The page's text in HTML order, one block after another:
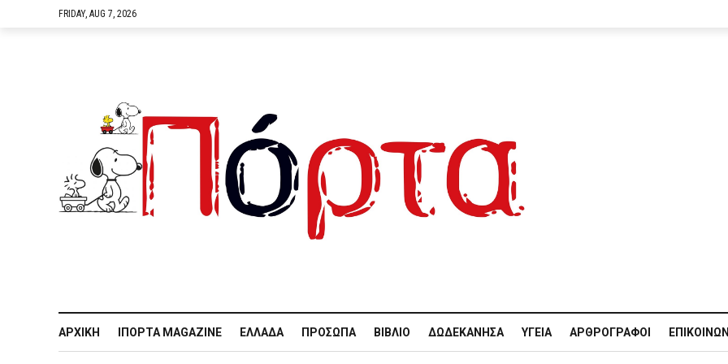
FRIDAY, AUG 7, 2026
ΑΡΧΙΚΉ IΠΌΡΤΑ MAGAZINE ΕΛΛΆΔΑ ΠΡΌΣΩΠΑ ΒΙΒΛΊΟ ΔΩΔΕΚΆΝΗΣΑ ΥΓΕΊΑ ΑΡΘΡΟΓΡΆΦΟΙ